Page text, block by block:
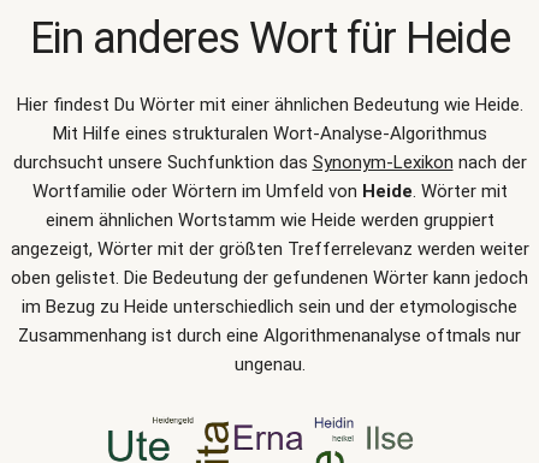
Ein anderes Wort für Heide
Hier findest Du Wörter mit einer ähnlichen Bedeutung wie Heide.
Mit Hilfe eines strukturalen Wort-Analyse-Algorithmus
durchsucht unsere Suchfunktion das Synonym-Lexikon nach der
Wortfamilie oder Wörtern im Umfeld von Heide. Wörter mit
einem ähnlichen Wortstamm wie Heide werden gruppiert
angezeigt, Wörter mit der größten Trefferrelevanz werden weiter
oben gelistet. Die Bedeutung der gefundenen Wörter kann jedoch
im Bezug zu Heide unterschiedlich sein und der etymologische
Zusammenhang ist durch eine Algorithmenanalyse oftmals nur
ungenau.